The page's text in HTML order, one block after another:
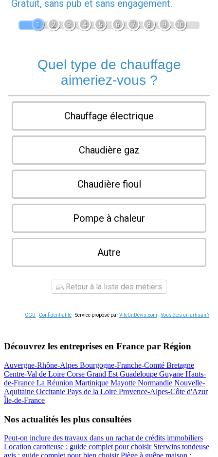
Gratuit, sans pub et sans engagement.
1 2 3 4 5 6 7 8 9 10
Quel type de chauffage
aimeriez-vous ?
Chauffage électrique
Chaudière gaz
Chaudière fioul
Pompe à chaleur
Autre
Retour à la liste des métiers
CGU - Confidentialité- Service proposé parViteUnDevis.com -Vous êtes un artisan ?
Découvrez les entreprises en France par Région
Auvergne-Rhône-Alpes Bourgogne-Franche-Comté Bretagne
Centre-Val de Loire Corse Grand Est Guadeloupe Guyane Hauts-
de-France La Réunion Martinique Mayotte Normandie Nouvelle-
Aquitaine Occitanie Pays de la Loire Provence-Alpes-Côte d'Azur
Île-de-France
Nos actualités les plus consultées
Peut-on inclure des travaux dans un rachat de crédits immobiliers
Location carotteuse : guide complet pour choisir Sterwins tondeuse